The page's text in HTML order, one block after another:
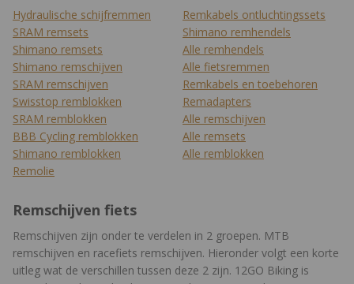
Hydraulische schijfremmen
SRAM remsets
Shimano remsets
Shimano remschijven
SRAM remschijven
Swisstop remblokken
SRAM remblokken
BBB Cycling remblokken
Shimano remblokken
Remolie
Remkabels ontluchtingssets
Shimano remhendels
Alle remhendels
Alle fietsremmen
Remkabels en toebehoren
Remadapters
Alle remschijven
Alle remsets
Alle remblokken
Remschijven fiets
Remschijven zijn onder te verdelen in 2 groepen. MTB
remschijven en racefiets remschijven. Hieronder volgt een korte
uitleg wat de verschillen tussen deze 2 zijn. 12GO Biking is